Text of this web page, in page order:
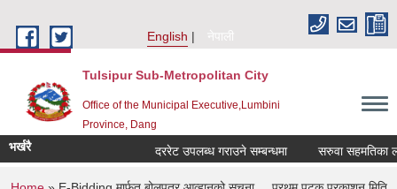
English
नेपाली
Tulsipur Sub-Metropolitan City
Office of the Municipal Executive,Lumbini
Province, Dang
भर्खरै दररेट उपलब्ध गराउने सम्बन्धमा सरुवा सहमतिका